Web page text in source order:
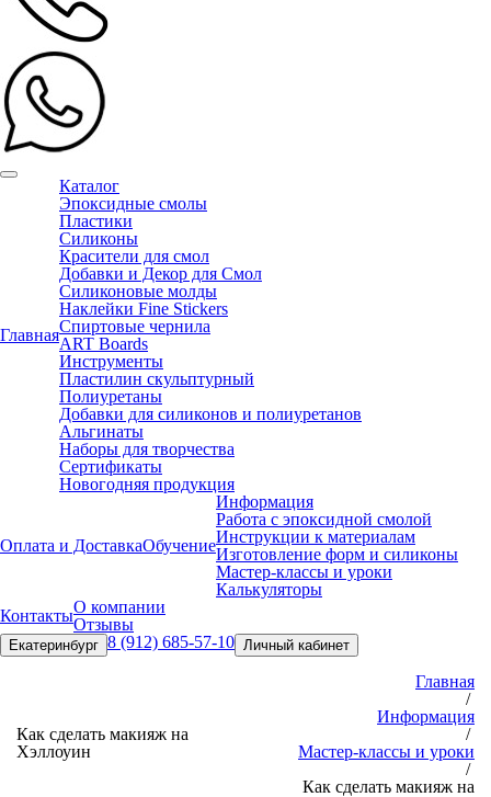
Главная
Каталог
Эпоксидные смолы
Пластики
Силиконы
Красители для смол
Добавки и Декор для Смол
Силиконовые молды
Наклейки Fine Stickers
Спиртовые чернила
ART Boards
Инструменты
Пластилин скульптурный
Полиуретаны
Добавки для силиконов и полиуретанов
Альгинаты
Наборы для творчества
Сертификаты
Новогодняя продукция
Оплата и ДоставкаОбучение
Информация
Работа с эпоксидной смолой
Инструкции к материалам
Изготовление форм и силиконы
Мастер-классы и уроки
Калькуляторы
КонтактыО компании
Отзывы
Екатеринбург 8 (912) 685-57-10 Личный кабинет
Как сделать макияж на
Хэллоуин
Главная
/
Информация
/
Мастер-классы и уроки
/
Как сделать макияж на